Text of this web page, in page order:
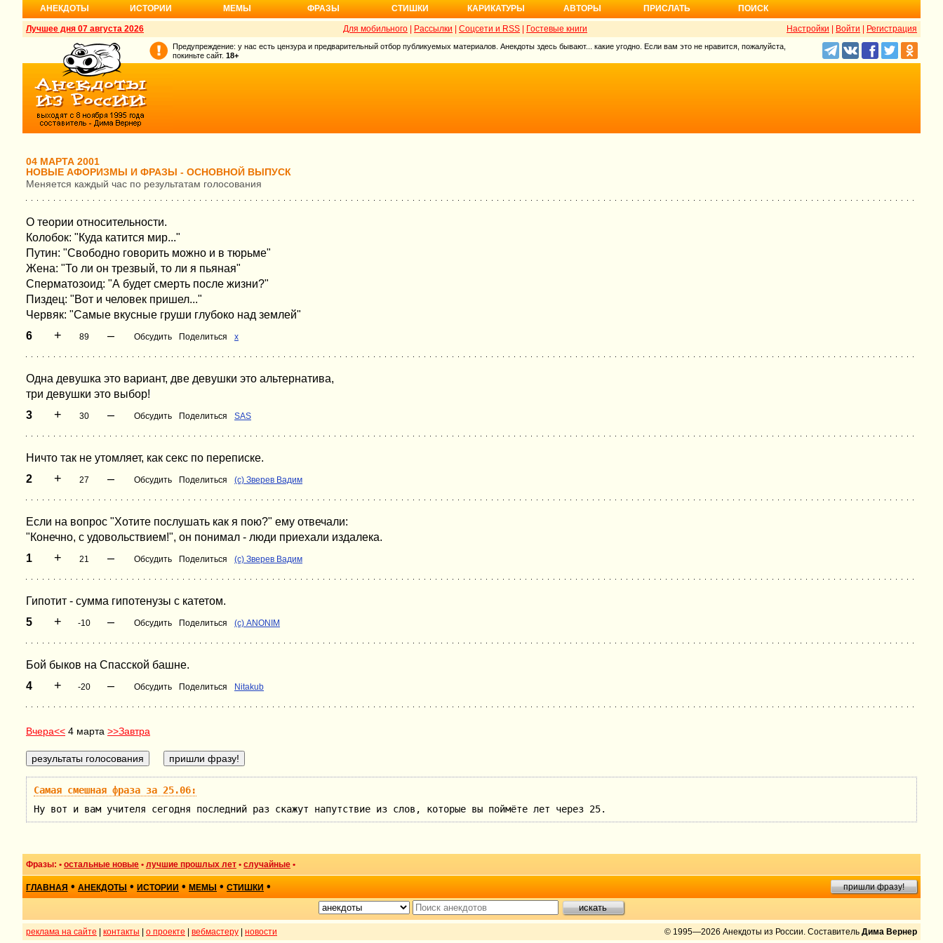
АНЕКДОТЫ ИСТОРИИ МЕМЫ ФРАЗЫ СТИШКИ КАРИКАТУРЫ АВТОРЫ ПРИСЛАТЬ ПОИСК
Лучшее дня 07 августа 2026 Настройки Войти Регистрация
Для мобильного Рассылки Соцсети и RSS Гостевые книги
Предупреждение: у нас есть цензура и предварительный отбор публикуемых материалов. Анекдоты здесь бывают... какие угодно. Если вам это не нравится, пожалуйста,
покиньте сайт. 18+
04 МАРТА 2001
НОВЫЕ АФОРИЗМЫ И ФРАЗЫ - ОСНОВНОЙ ВЫПУСК
Меняется каждый час по результатам голосования
О теории относительности.
Колобок: "Куда катится мир..."
Путин: "Свободно говорить можно и в тюрьме"
Жена: "То ли он трезвый, то ли я пьяная"
Сперматозоид: "А будет смерть после жизни?"
Пиздец: "Вот и человек пришел..."
Червяк: "Самые вкусные груши глубоко над землей"
6
+ 89 – Обсудить Поделиться x
Одна девушка это вариант, две девушки это альтернатива,
три девушки это выбор!
3
+ 30 – Обсудить Поделиться SAS
Ничто так не утомляет, как секс по переписке.
2
+ 27 – Обсудить Поделиться (с) Зверев Вадим
Если на вопрос "Хотите послушать как я пою?" ему отвечали:
"Конечно, с удовольствием!", он понимал - люди приехали издалека.
1
+ 21 – Обсудить Поделиться (с) Зверев Вадим
Гипотит - сумма гипотенузы с катетом.
5
+ -10 – Обсудить Поделиться (c) ANONIM
Бой быков на Спасской башне.
4
+ -20 – Обсудить Поделиться Nitakub
Вчера<< 4 марта >>Завтра
Самая смешная фраза за 25.06:
Ну вот и вам учителя сегодня последний раз скажут напутствие из слов, которые вы поймёте лет через 25.
Фразы: • остальные новые • лучшие прошлых лет • случайные •
ГЛАВНАЯ • АНЕКДОТЫ • ИСТОРИИ • МЕМЫ • СТИШКИ • пришли фразу!
реклама на сайте контакты о проекте вебмастеру новости © 1995—2026 Анекдоты из России. Составитель Дима Вернер